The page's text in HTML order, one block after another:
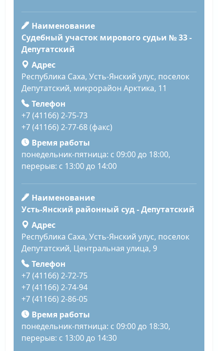
Наименование
Судебный участок мирового судьи № 33 -
Депутатский
Адрес
Республика Саха, Усть-Янский улус, поселок
Депутатский, микрорайон Арктика, 11
Телефон
+7 (41166) 2-75-73
+7 (41166) 2-77-68 (факс)
Время работы
понедельник-пятница: с 09:00 до 18:00,
перерыв: с 13:00 до 14:00
Наименование
Усть-Янский районный суд - Депутатский
Адрес
Республика Саха, Усть-Янский улус, поселок
Депутатский, Центральная улица, 9
Телефон
+7 (41166) 2-72-75
+7 (41166) 2-74-94
+7 (41166) 2-86-05
Время работы
понедельник-пятница: с 09:00 до 18:30,
перерыв: с 13:00 до 14:30